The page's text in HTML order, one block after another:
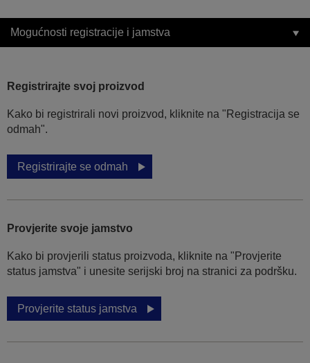
Mogućnosti registracije i jamstva
Registrirajte svoj proizvod
Kako bi registrirali novi proizvod, kliknite na "Registracija se
odmah".
Registrirajte se odmah
Provjerite svoje jamstvo
Kako bi provjerili status proizvoda, kliknite na "Provjerite
status jamstva" i unesite serijski broj na stranici za podršku.
Provjerite status jamstva